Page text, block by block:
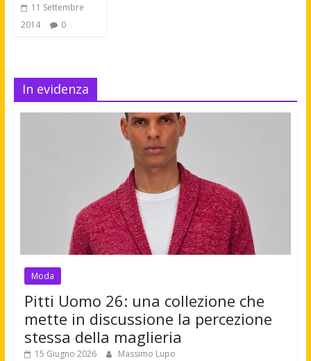
11 Settembre
2014
0
In evidenza
Moda
Pitti Uomo 26: una collezione che
mette in discussione la percezione
stessa della maglieria
15 Giugno 2026 Massimo Lupo